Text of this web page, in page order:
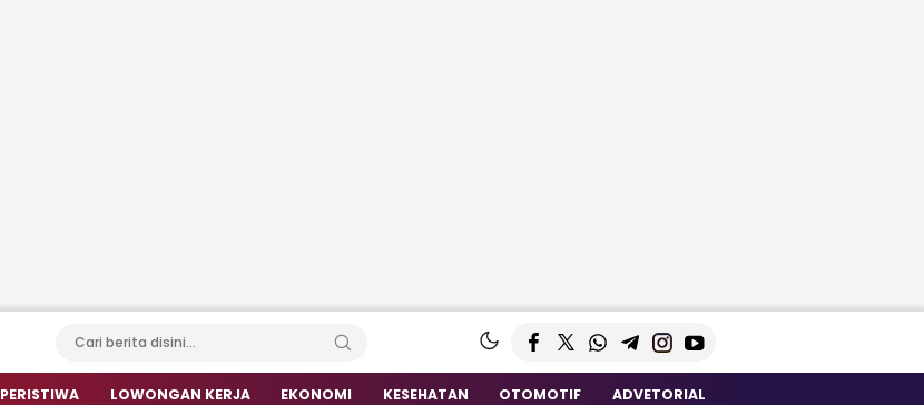
PERISTIWA LOWONGAN KERJA EKONOMI KESEHATAN OTOMOTIF ADVETORIAL